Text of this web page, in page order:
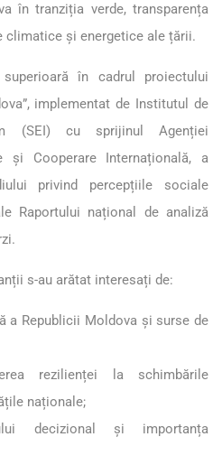
în tranziția verde, transparența
și energetice ale țării.
în cadrul proiectului
implementat de Institutul de
(SEI) cu sprijinul Agenției
și Cooperare Internațională, a
privind percepțiile sociale
Raportului național de analiză
.
s-au arătat interesați de:
a Republicii Moldova și surse de
rezilienței la schimbările
naționale;
decizional și importanța